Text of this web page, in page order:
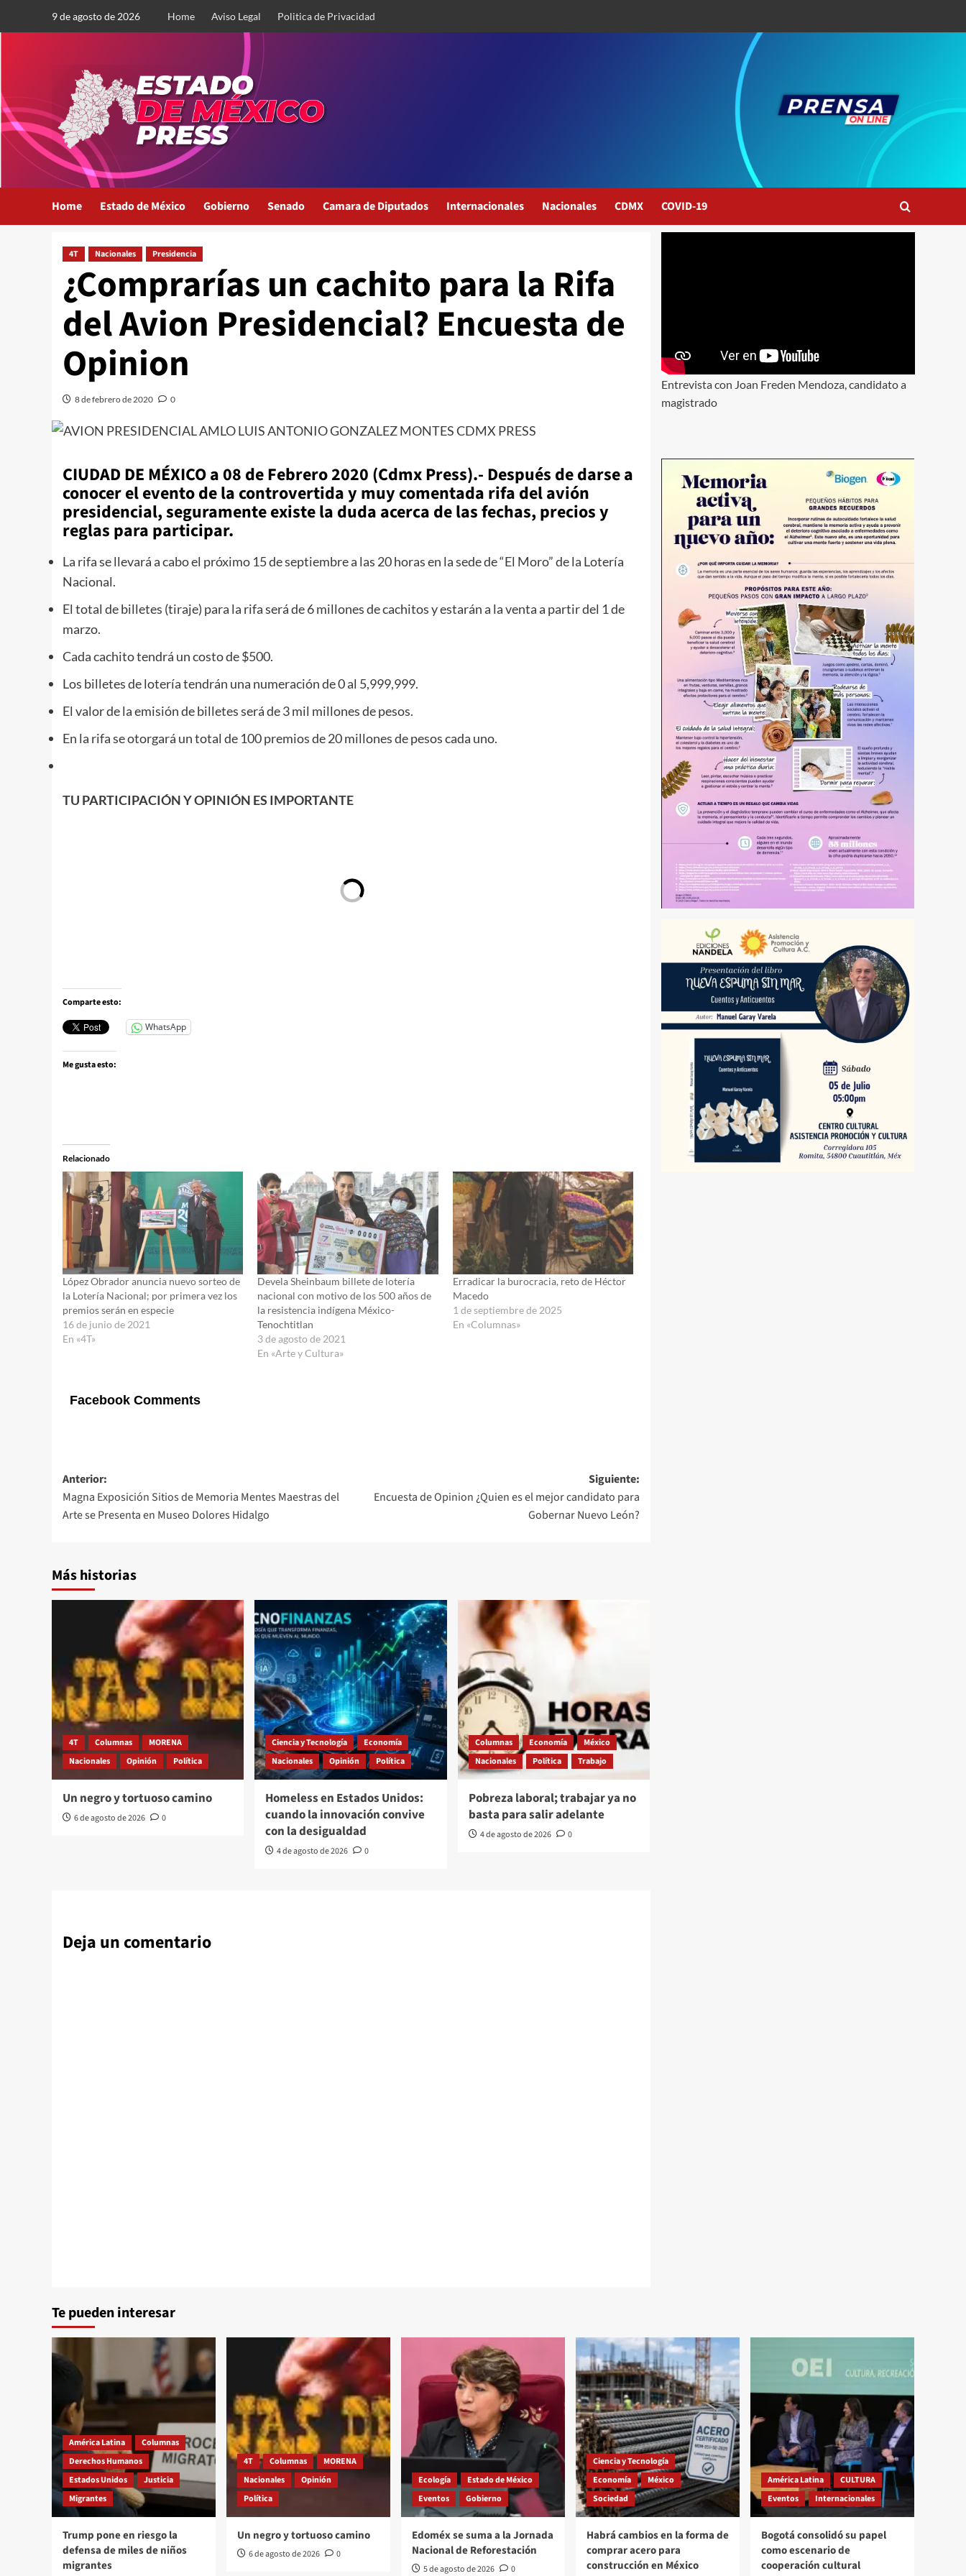
9 de agosto de 2026 Home Aviso Legal Politica de Privacidad
Home Estado de México Gobierno Senado Camara de Diputados Internacionales Nacionales CDMX COVID-19
4T Nacionales Presidencia
¿Comprarías un cachito para la Rifa
del Avion Presidencial? Encuesta de
Opinion
8 de febrero de 2020 0
CIUDAD DE MÉXICO a 08 de Febrero 2020 (Cdmx Press).- Después de darse a
conocer el evento de la controvertida y muy comentada rifa del avión
presidencial, seguramente existe la duda acerca de las fechas, precios y
reglas para participar.
La rifa se llevará a cabo el próximo 15 de septiembre a las 20 horas en la sede de “El Moro” de la Lotería
Nacional.
El total de billetes (tiraje) para la rifa será de 6 millones de cachitos y estarán a la venta a partir del 1 de
marzo.
Cada cachito tendrá un costo de $500.
Los billetes de lotería tendrán una numeración de 0 al 5,999,999.
El valor de la emisión de billetes será de 3 mil millones de pesos.
En la rifa se otorgará un total de 100 premios de 20 millones de pesos cada uno.
TU PARTICIPACIÓN Y OPINIÓN ES IMPORTANTE
Comparte esto:
WhatsApp
Me gusta esto:
Relacionado
López Obrador anuncia nuevo sorteo de
la Lotería Nacional; por primera vez los
premios serán en especie
16 de junio de 2021
En «4T»
Devela Sheinbaum billete de lotería
nacional con motivo de los 500 años de
la resistencia indígena México-
Tenochtitlan
3 de agosto de 2021
En «Arte y Cultura»
Erradicar la burocracia, reto de Héctor
Macedo
1 de septiembre de 2025
En «Columnas»
Facebook Comments
Navegación
de
entradas
Anterior:
Magna Exposición Sitios de Memoria Mentes Maestras del
Arte se Presenta en Museo Dolores Hidalgo
Siguiente:
Encuesta de Opinion ¿Quien es el mejor candidato para
Gobernar Nuevo León?
Más historias
4T Columnas
MORENA
Nacionales
Opinión Política
Un negro y tortuoso camino
6 de agosto de 2026 0
Ciencia y Tecnología
Economía
Nacionales
Opinión Política
Homeless en Estados Unidos:
cuando la innovación convive
con la desigualdad
4 de agosto de 2026 0
Columnas Economía
México
Nacionales
Política Trabajo
Pobreza laboral; trabajar ya no
basta para salir adelante
4 de agosto de 2026 0
Deja un comentario
Entrevista con Joan Freden Mendoza, candidato a
magistrado
Te pueden interesar
América Latina
Columnas
Derechos Humanos
Estados Unidos
Justicia
Migrantes
Trump pone en riesgo la
defensa de miles de niños
migrantes
4T Columnas
MORENA
Nacionales
Opinión
Política
Un negro y tortuoso camino
6 de agosto de 2026 0
Ecología
Estado de México
Eventos
Gobierno
Edoméx se suma a la Jornada
Nacional de Reforestación
5 de agosto de 2026 0
Ciencia y Tecnología
Economía
México
Sociedad
Habrá cambios en la forma de
comprar acero para
construcción en México
América Latina
CULTURA
Eventos
Internacionales
Bogotá consolidó su papel
como escenario de
cooperación cultural